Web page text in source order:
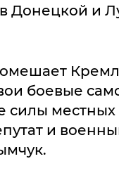
Донецкой и
боевые
силы местных
и